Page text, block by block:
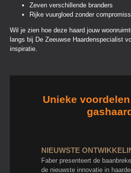
Zeven verschillende branders
Rijke vuurgloed zonder
Wil je zien hoe deze haard jouw
langs bij De Zeeuwse Haardenspecialist
inspiratie.
Unieke
NIEUWSTE
Faber presenteert de
de nieuwste innovatie in